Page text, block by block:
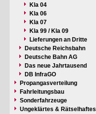
Kla 04
Kla 06
Kla 07
Kla 99 / Kla 09
Lieferungen an Dritte
Deutsche Reichsbahn
Deutsche Bahn AG
Das neue Jahrtausend
DB InfraGO
Propangasverteilung
Fahrleitungsbau
Sonderfahrzeuge
Ungeklärtes & Rätselhaftes